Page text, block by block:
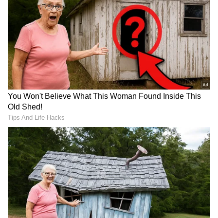
ರಿಷಬ್ ಶೆಟ್ಟಿ ನಾಯಕರು
'ಛತ್ರಪತಿ ಶಿವಾಜಿ ಮಹಾರಾಜ್' ಸಿನಿಮಾದಲ್ಲಿ ರಿಷಬ್ ಶೆಟ್ಟಿ
ನಾಯಕರು. ಜೊತೆಗೆ, ಮುಖ್ಯ ಭೂಮಿಕೆಯಲ್ಲಿ ನಟರಾದ
ಕನ್ನಡ ಸಿನಿಮಾ ( Kannada Cinema News), ಟಿವಿ
ಕಾರ್ಯಕ್ರಮಗಳು (Kannada TV Shows), ಸೆಲೆಬ್ರಿಟಿ
ಸುದ್ದಿಗಳು ಮತ್ತು ಇತ್ತೀಚಿನ ಸುದ್ದಿಗಳಿಗಾಗಿ ಏಷ್ಯಾನೆಟ್
ಸುವರ್ಣ ನ್ಯೂಸ್‌ನಲ್ಲಿ ಮನರಂಜನಾ ವಿಭಾಗ ನೋಡಿ.
ಸಿನಿಮಾ ವಿಮರ್ಶೆಗಳು (Kannada Movies Review ),
ತಾರೆಯರ ಸಂದರ್ಶನಗಳು, ಧಾರಾವಾಹಿ ಅಪ್‌ಡೇಟ್ಸ್‌,
ತೆರೆಮರೆಯ ಕಥೆಗಳು,OTT ರಿಲೀಸ್‌ಗಳ ಬಗ್ಗೆ
ಮಾಹಿತಿಯೂ ಇಲ್ಲಿದೆ.